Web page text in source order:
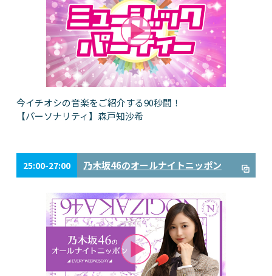
今イチオシの音楽をご紹介する90秒間！
【パーソナリティ】森戸知沙希
25:00-27:00 乃木坂46のオールナイトニッポン